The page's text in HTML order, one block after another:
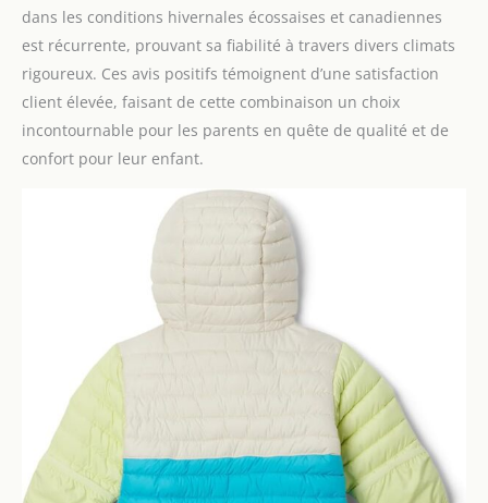
dans les conditions hivernales écossaises et canadiennes
est récurrente, prouvant sa fiabilité à travers divers climats
rigoureux. Ces avis positifs témoignent d’une satisfaction
client élevée, faisant de cette combinaison un choix
incontournable pour les parents en quête de qualité et de
confort pour leur enfant.